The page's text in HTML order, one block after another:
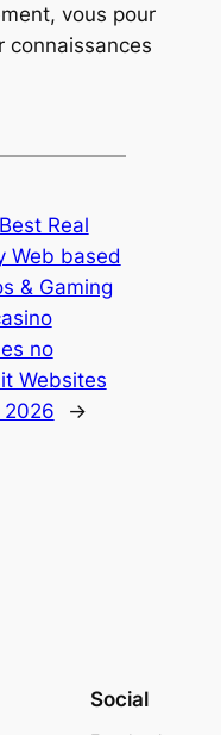
vous pour
connaissances
Best Real
Web based
& Gaming
no
Websites
2026
→
Social